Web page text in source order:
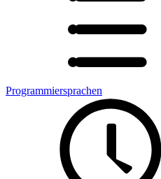
Programmiersprachen